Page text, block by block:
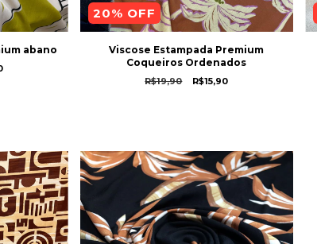
abano
20% OFF
Viscose Estampada Premium
Coqueiros Ordenados
R$19,90 R$15,90